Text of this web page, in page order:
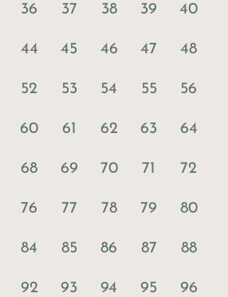
36 37 38 39 40
44 45 46 47 48
52 53 54 55 56
60 61 62 63 64
68 69 70 71 72
76 77 78 79 80
84 85 86 87 88
92 93 94 95 96